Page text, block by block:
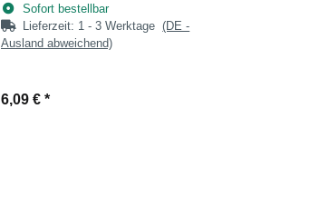
Sofort bestellbar
Lieferzeit: 1 - 3 Werktage(DE -
Ausland abweichend)
6,09 € *